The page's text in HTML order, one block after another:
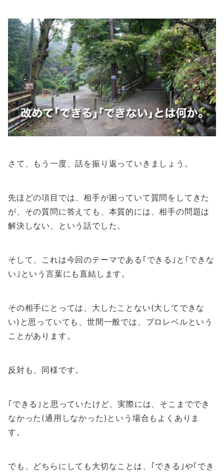
さて、もう一度、話を振り返っていきましょう。
先ほどの項目では、相手が困っていて質問をしてきた
が、その質問に答えても、本質的には、相手の問題は
解決しない、という話でした。
そして、これは今回のテーマである｢できる｣と｢できな
い｣という言葉にも直結します。
その相手にとっては、大したことない(大してできな
い)と思っていても、世間一般では、プロレベルという
ことがあります。
反対も、同様です。
｢できる｣と思っていたけど、実際には、そこまででき
なかった(通用しなかった)という場合もよくありま
す。
でも、どちらにしても大切なことは、｢できる｣や｢でき